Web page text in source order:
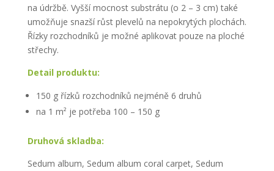
na údržbě. Vyšší mocnost substrátu (o 2 – 3 cm) také
umožňuje snazší růst plevelů na nepokrytých plochách.
Řízky rozchodníků je možné aplikovat pouze na ploché
střechy.
Detail produktu:
150 g řízků rozchodníků nejméně 6 druhů
na 1 m² je potřeba 100 – 150 g
Druhová skladba:
Sedum album, Sedum album coral carpet, Sedum